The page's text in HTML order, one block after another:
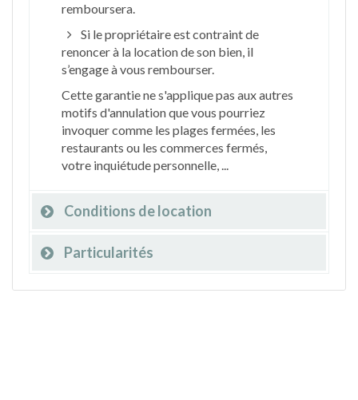
remboursera.
Si le propriétaire est contraint de
renoncer à la location de son bien, il
s’engage à vous rembourser.
Cette garantie ne s'applique pas aux autres
motifs d'annulation que vous pourriez
invoquer comme les plages fermées, les
restaurants ou les commerces fermés,
votre inquiétude personnelle, ...
Conditions de location
Particularités